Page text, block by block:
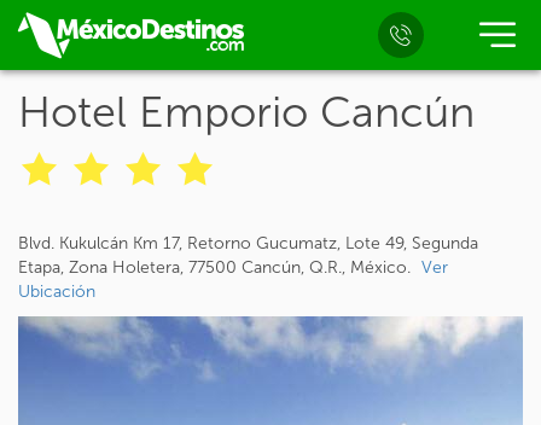
Hotel Emporio Cancún
Blvd. Kukulcán Km 17, Retorno Gucumatz, Lote 49, Segunda
Etapa, Zona Holetera, 77500 Cancún, Q.R., México. Ver
Ubicación